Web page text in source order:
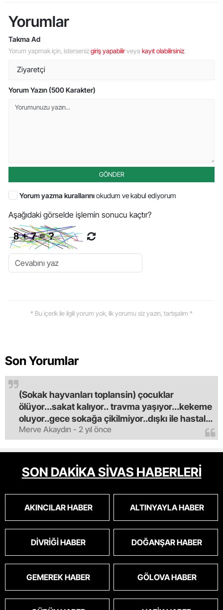
Yorumlar
Takma Ad
Yorum yapmak için, istersenizgiriş yapabilirveya kayıt olabilirsiniz.
Yorum Yazın (500 Karakter)
GÖNDER
Yorum yazma kurallarınıokudum ve kabul ediyorum
Aşağıdaki görselde işlemin sonucu kaçtır?
* Bu içerik ile ilgili yorum yok, ilk yorumu siz yazın, tartışalım *
Son Yorumlar
Merve Akaydın - 2 yıl önce
(Sokak hayvanları toplansin) çocuklar
ölüyor...sakat kalıyor.. travma yaşıyor...kekeme
oluyor..gece sokağa çikilmiyor..dışkı ile hastalık
saciyorlar.araba ve taksi olmadan eve
gldemiyoruz.artik bıktık.mama lobisinden para
alan tipler yüzünden bu vahşi hayvanlar
masum algısı yapılıyor.iki gün aç kalsa kendi
cinsini bile öldüren bu kopekler derhal
oldu.korkuyoruz.
SON DAKİKA SİVAS HABERLERİ
AKINCILAR HABER ALTINYAYLA HABER
DIVRIĞI HABER DOĞANŞAR HABER
GEMEREK HABER GÖLOVA HABER